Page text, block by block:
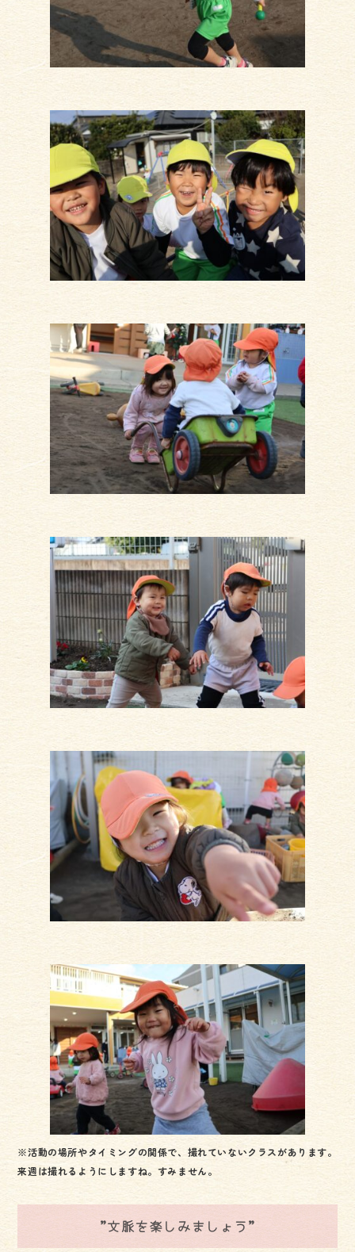
※活動の場所やタイミングの関係で、撮れていないクラスがあります。
来週は撮れるようにしますね。すみません。
”文脈を楽しみましょう”